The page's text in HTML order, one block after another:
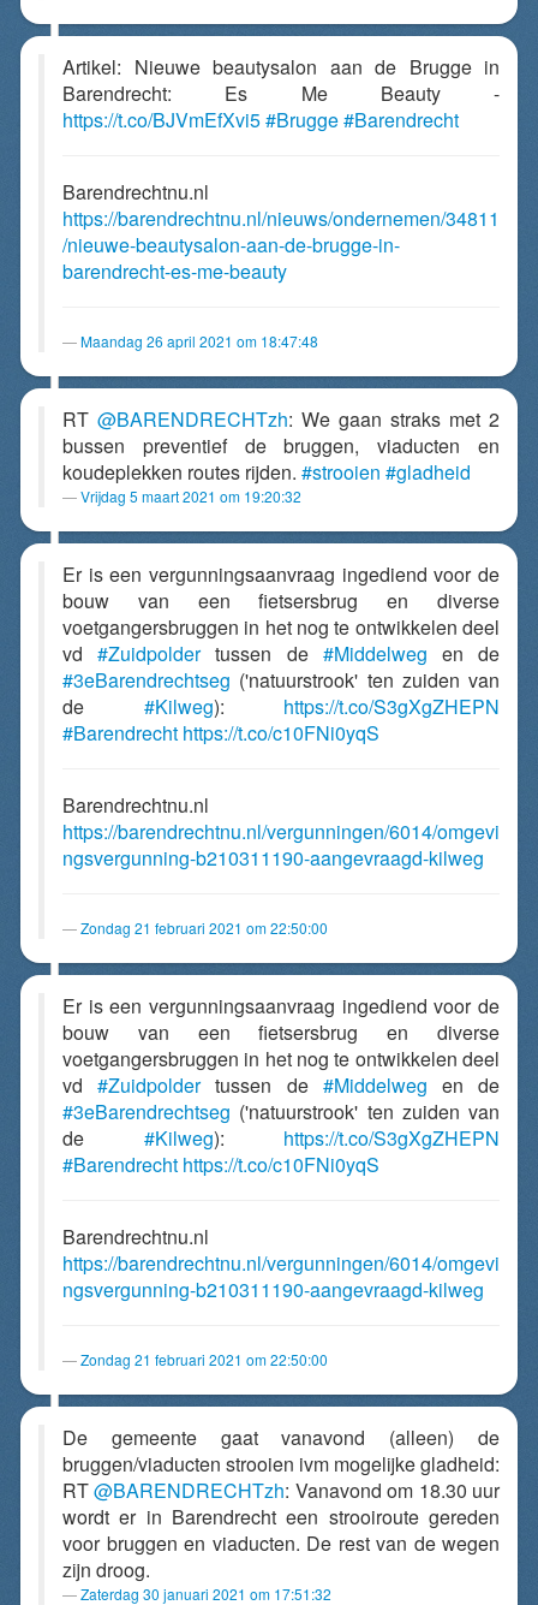
Artikel: Nieuwe beautysalon aan de Brugge in
Barendrecht: Es Me Beauty -
https://t.co/BJVmEfXvi5#Brugge#Barendrecht
Barendrechtnu.nl
https://barendrechtnu.nl/nieuws/ondernemen/34811
/nieuwe-beautysalon-aan-de-brugge-in-
barendrecht-es-me-beauty
Maandag 26 april 2021 om 18:47:48
RT @BARENDRECHTzh: We gaan straks met 2
bussen preventief de bruggen, viaducten en
koudeplekken routes rijden. #strooien #gladheid
Vrijdag 5 maart 2021 om 19:20:32
Er is een vergunningsaanvraag ingediend voor de
bouw van een fietsersbrug en diverse
voetgangersbruggen in het nog te ontwikkelen deel
vd#Zuidpoldertussen de #Middelweg en de
#3eBarendrechtseg ('natuurstrook' ten zuiden van
de #Kilweg): https://t.co/S3gXgZHEPN
#Barendrecht https://t.co/c10FNi0yqS
Barendrechtnu.nl
https://barendrechtnu.nl/vergunningen/6014/omgevi
ngsvergunning-b210311190-aangevraagd-kilweg
Zondag 21 februari 2021 om 22:50:00
Er is een vergunningsaanvraag ingediend voor de
bouw van een fietsersbrug en diverse
voetgangersbruggen in het nog te ontwikkelen deel
vd#Zuidpoldertussen de #Middelweg en de
#3eBarendrechtseg ('natuurstrook' ten zuiden van
de #Kilweg): https://t.co/S3gXgZHEPN
#Barendrecht https://t.co/c10FNi0yqS
Barendrechtnu.nl
https://barendrechtnu.nl/vergunningen/6014/omgevi
ngsvergunning-b210311190-aangevraagd-kilweg
Zondag 21 februari 2021 om 22:50:00
De gemeente gaat vanavond (alleen) de
bruggen/viaducten strooien ivm mogelijke gladheid:
RT@BARENDRECHTzh: Vanavond om 18.30 uur
wordt er in Barendrecht een strooiroute gereden
voor bruggen en viaducten. De rest van de wegen
zijn droog.
Zaterdag 30 januari 2021 om 17:51:32